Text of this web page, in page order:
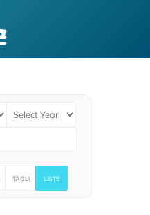
TÄGLI LISTE